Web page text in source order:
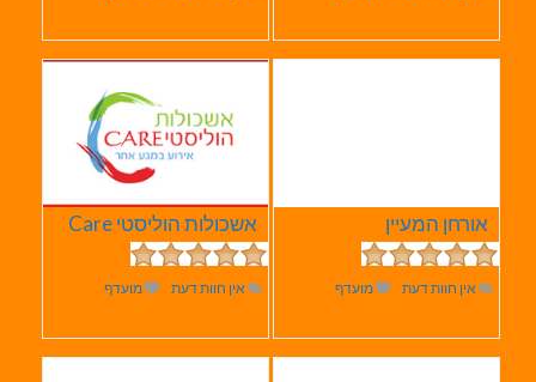
אורחן המעיין
אין חוות דעת מועדף
אשכולות הוליסטי Care
אין חוות דעת מועדף